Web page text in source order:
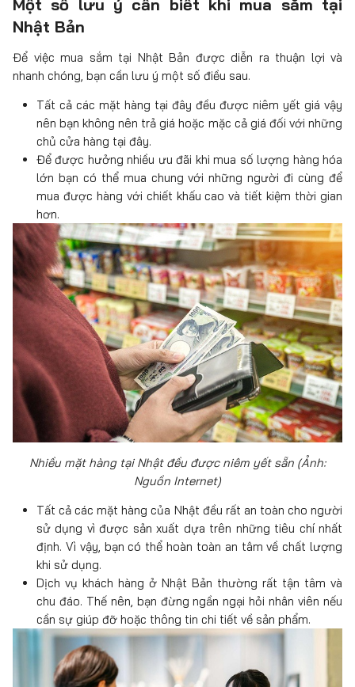
Một số lưu ý cần biết khi mua sắm tại
Nhật Bản
Để việc mua sắm tại Nhật Bản được diễn ra thuận lợi và
nhanh chóng, bạn cần lưu ý một số điều sau.
Tất cả các mặt hàng tại đây đều được niêm yết giá vậy
nên bạn không nên trả giá hoặc mặc cả giá đối với những
chủ cửa hàng tại đây.
Để được hưởng nhiều ưu đãi khi mua số lượng hàng hóa
lớn bạn có thể mua chung với những người đi cùng để
mua được hàng với chiết khấu cao và tiết kiệm thời gian
hơn.
Nhiều mặt hàng tại Nhật đều được niêm yết sẵn (Ảnh:
Nguồn Internet)
Tất cả các mặt hàng của Nhật đều rất an toàn cho người
sử dụng vì được sản xuất dựa trên những tiêu chí nhất
định. Vì vậy, bạn có thể hoàn toàn an tâm về chất lượng
khi sử dụng.
Dịch vụ khách hàng ở Nhật Bản thường rất tận tâm và
chu đáo. Thế nên, bạn đừng ngần ngại hỏi nhân viên nếu
cần sự giúp đỡ hoặc thông tin chi tiết về sản phẩm.